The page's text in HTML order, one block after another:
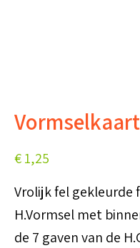
Vormselkaart
€1,25
Vrolijk fel
H.Vormsel met
de 7 gaven van de